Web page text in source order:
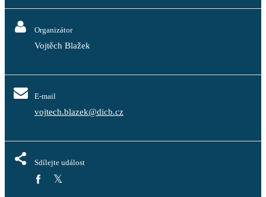
Organizátor
Vojtěch Blažek
E-mail
vojtech.blazek@dicb.cz
Sdílejte událost